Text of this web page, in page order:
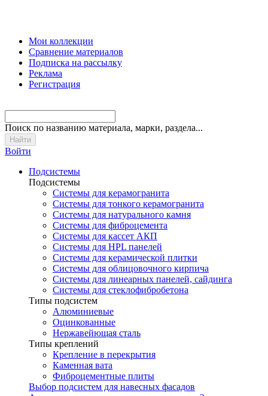
Мои коллекции
Сравнение материалов
Подписка на рассылку
Реклама
Регистрация
Поиск по названию материала, марки, раздела...
Войти
Подсистемы
Подсистемы
Системы для керамогранита
Системы для тонкого керамогранита
Системы для натурального камня
Системы для фиброцемента
Системы для кассет АКП
Системы для HPL панелей
Системы для керамической плитки
Системы для облицовочного кирпича
Системы для линеарных панелей, сайдинга
Системы для стеклофибробетона
Типы подсистем
Алюминиевые
Оцинкованные
Нержавейющая сталь
Типы креплений
Крепление в перекрытия
Каменная вата
Фиброцементные плиты
Выбор подсистем для навесных фасадов